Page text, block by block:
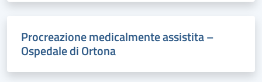
Procreazione medicalmente assistita –
Ospedale di Ortona